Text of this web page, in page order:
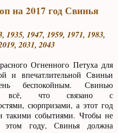
на 2017 год Свинья
1947, 1959, 1971, 1983,
2031, 2043
Огненного Петуха для
и впечатлительной Свиньи
беспокойным. Свинью
всё, что связано с
сюрпризами, а этот год
такими событиями. Чтобы не
этом году, Свинья должна